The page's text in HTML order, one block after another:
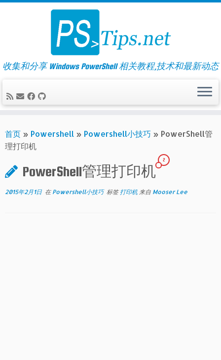
Skip
收集和分享 Windows PowerShell 相关教程,技术和最新动态
首页 » Powershell » Powershell小技巧 » PowerShell管
理打印机
PowerShell管理打印机
2
2015年2月1日 在 Powershell小技巧 标签打印机 来自 Mooser Lee